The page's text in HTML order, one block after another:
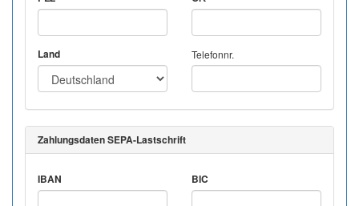
Land Telefonnr.
Zahlungsdaten SEPA-Lastschrift
IBAN BIC